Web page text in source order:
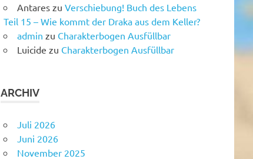
Antares zu Verschiebung! Buch des Lebens
Teil 15 – Wie kommt der Draka aus dem Keller?
admin zu Charakterbogen Ausfüllbar
Luicide zu Charakterbogen Ausfüllbar
ARCHIV
Juli 2026
Juni 2026
November 2025